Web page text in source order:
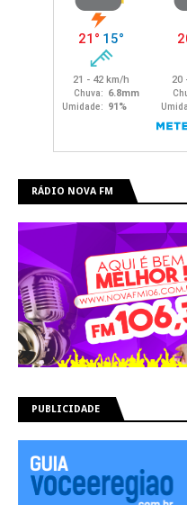
RÁDIO NOVA FM
PUBLICIDADE